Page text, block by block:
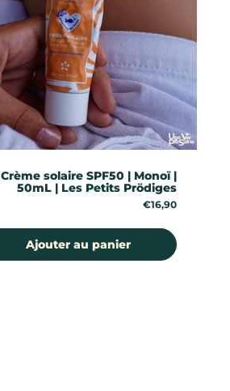
Crème solaire SPF50 | Monoï |
50mL | Les Petits Prödiges
Prix:
€16,90
Ajouter au panier